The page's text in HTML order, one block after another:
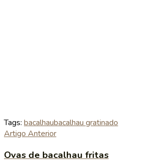
Tags: bacalhaubacalhau gratinado
Artigo Anterior
Ovas de bacalhau fritas